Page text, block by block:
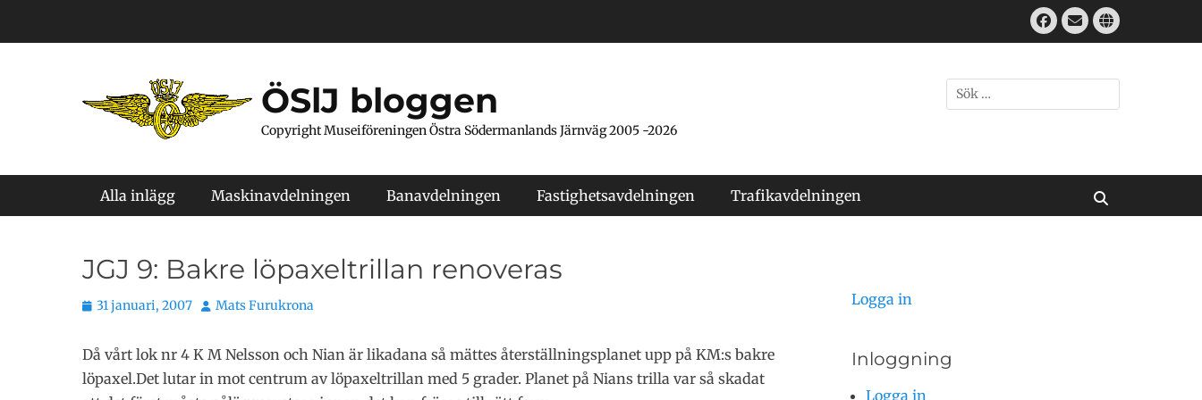
Facebook
E-
mail
Webbplats
ÖSlJ bloggen
Copyright Museiföreningen Östra Södermanlands Järnväg 2005 -2026
Sök
efter:
Primär meny
Alla inlägg Maskinavdelningen Banavdelningen Fastighetsavdelningen Trafikavdelningen
JGJ 9: Bakre löpaxeltrillan renoveras
Publicerat
31 januari, 2007 Författare
Mats Furukrona
Då vårt lok nr 4 K M Nelsson och Nian är likadana så mättes återställningsplanet upp på KM:s bakre
löpaxel.Det lutar in mot centrum av löpaxeltrillan med 5 grader. Planet på Nians trilla var så skadat
Logga in
Inloggning
Logga in